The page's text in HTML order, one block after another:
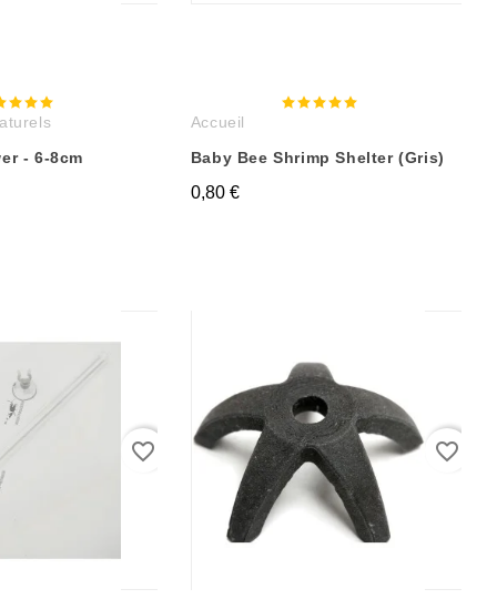
- 6-8cm
Accueil
Baby Bee Shrimp Shelter (Gris)
0,80 €
favorite_border favorite_border